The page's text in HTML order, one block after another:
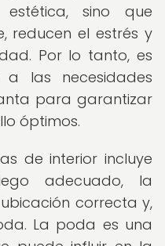
sino que
reducen el estrés y
Por lo tanto, es
las necesidades
para garantizar
óptimos.
de interior incluye
adecuado, la
correcta y,
La poda es una